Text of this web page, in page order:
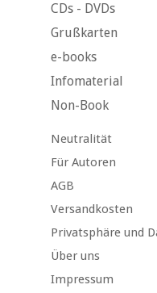
CDs - DVDs
Grußkarten
e-books
Infomaterial
Non-Book
Neutralität
Für Autoren
AGB
Versandkosten
Privatsphäre und
Über uns
Impressum